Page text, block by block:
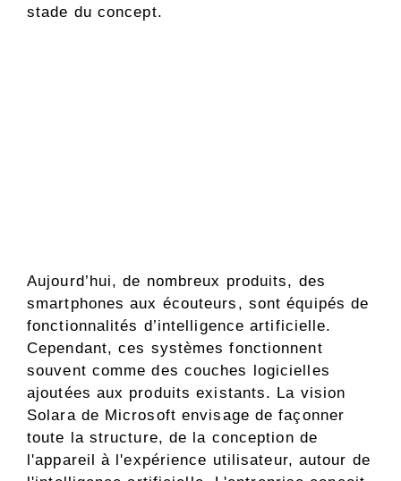
stade du concept.
Aujourd’hui, de nombreux produits, des
smartphones aux écouteurs, sont équipés de
fonctionnalités d’intelligence artificielle.
Cependant, ces systèmes fonctionnent
souvent comme des couches logicielles
ajoutées aux produits existants. La vision
Solara de Microsoft envisage de façonner
toute la structure, de la conception de
l'appareil à l'expérience utilisateur, autour de